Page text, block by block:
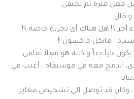
فترة ثم يختفى.
قال:
أخر ؟! هل هناك أى تجربة خاصة ؟!
مايكل جاكسون !!
حياَ جداً و كأنه هو فعلاً أمامي
اندمج معه في موسيقاه ، أغيب في
..
وكان قد توصل الى تشخيص مغاير